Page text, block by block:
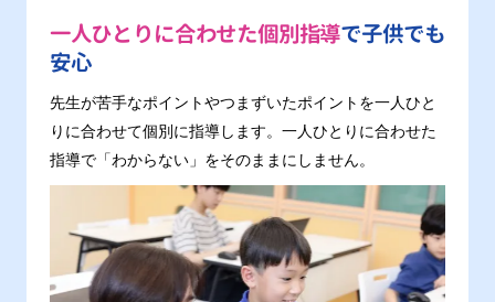
一人ひとりに合わせた個別指導で子供でも
安心
先生が苦手なポイントやつまずいたポイントを一人ひと
りに合わせて個別に指導します。一人ひとりに合わせた
指導で「わからない」をそのままにしません。